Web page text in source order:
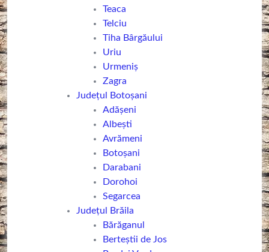
Teaca
Telciu
Tiha Bârgăului
Uriu
Urmeniș
Zagra
Județul Botoșani
Adășeni
Albești
Avrămeni
Botoşani
Darabani
Dorohoi
Segarcea
Județul Brăila
Bărăganul
Berteștii de Jos